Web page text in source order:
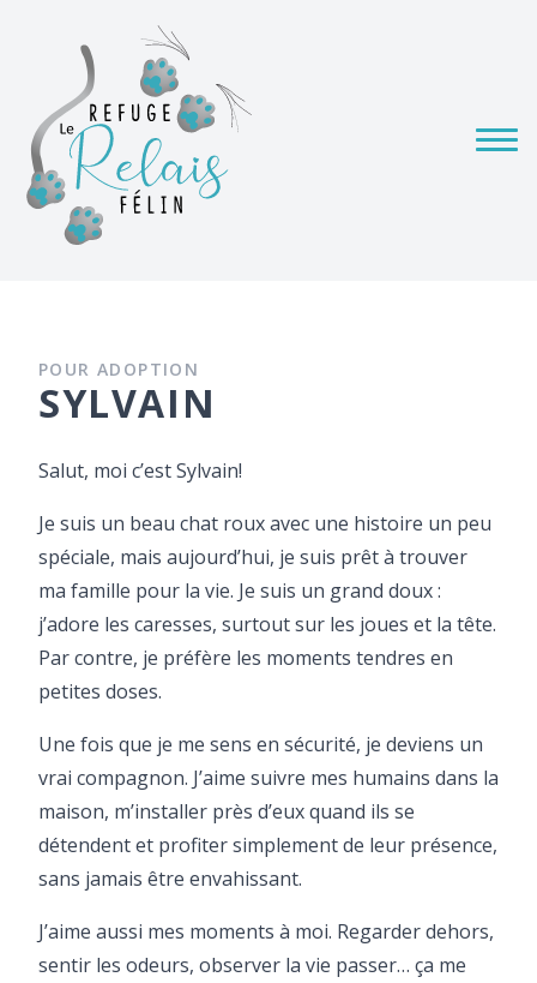
POUR ADOPTION
SYLVAIN
Salut, moi c’est Sylvain!
Je suis un beau chat roux avec une histoire un peu
spéciale, mais aujourd’hui, je suis prêt à trouver
ma famille pour la vie. Je suis un grand doux :
j’adore les caresses, surtout sur les joues et la tête.
Par contre, je préfère les moments tendres en
petites doses.
Une fois que je me sens en sécurité, je deviens un
vrai compagnon. J’aime suivre mes humains dans la
maison, m’installer près d’eux quand ils se
détendent et profiter simplement de leur présence,
sans jamais être envahissant.
J’aime aussi mes moments à moi. Regarder dehors,
sentir les odeurs, observer la vie passer… ça me